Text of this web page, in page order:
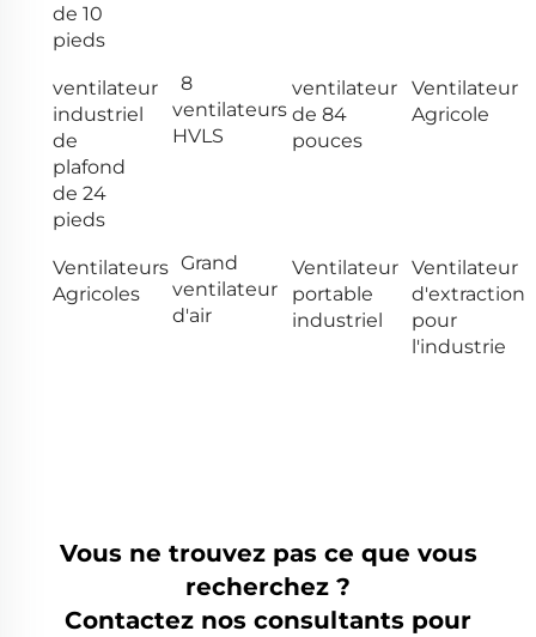
de 10
pieds
ventilateur
industriel
de
plafond
de 24
pieds
8
ventilateurs
HVLS
ventilateur
de 84
pouces
Ventilateur
Agricole
Ventilateurs
Agricoles
Grand
ventilateur
d'air
Ventilateur
portable
industriel
Ventilateur
d'extraction
pour
l'industrie
Vous ne trouvez pas ce que vous
recherchez ?
Contactez nos consultants pour